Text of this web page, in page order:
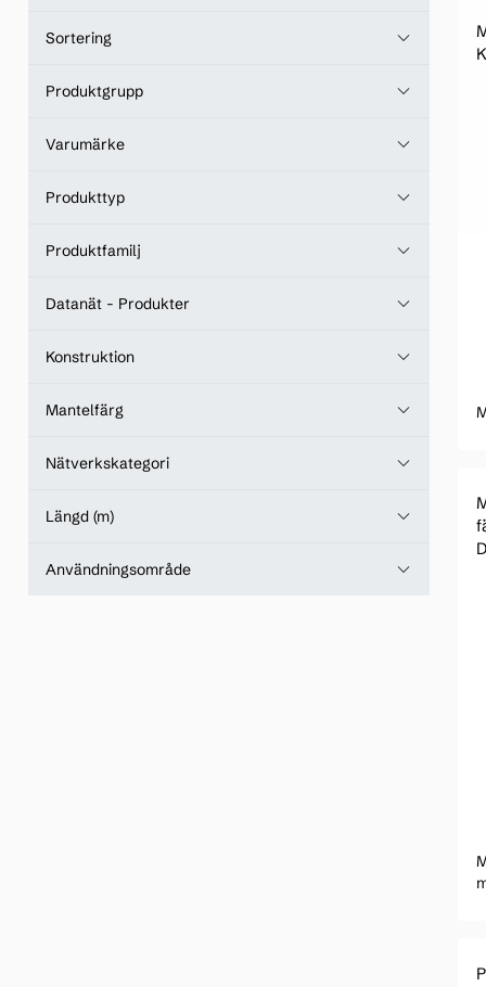
Sortering
Produktgrupp
Varumärke
Produkttyp
Produktfamilj
Datanät - Produkter
Konstruktion
Mantelfärg
Nätverkskategori
Längd (m)
Användningsområde